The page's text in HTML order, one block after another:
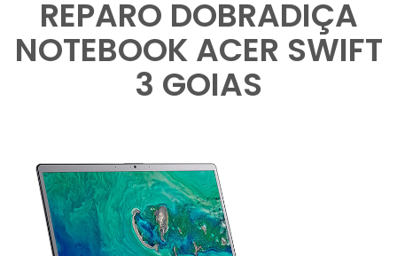
REPARO DOBRADIÇA
NOTEBOOK ACER SWIFT
3 GOIAS